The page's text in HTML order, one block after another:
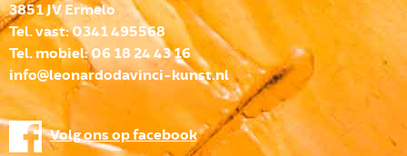
3851 JV Ermelo
Tel. vast: 0341 495568
Tel. mobiel: 06 18 24 43 16
info@leonardodavinci-kunst.nl
Volg ons op facebook